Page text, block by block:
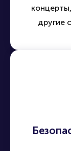
другие